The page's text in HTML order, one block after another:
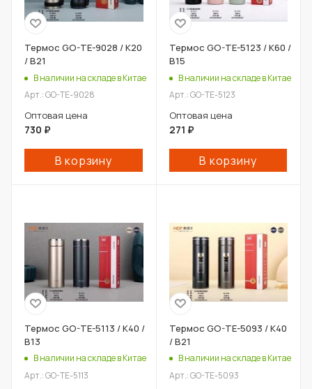
Термос GO-TE-9028 / К20
/ В21
В наличии на складе в Китае
Арт.: GO-TE-9028
Оптовая цена
730 ₽
В корзину
Термос GO-TE-5123 / К60 /
В15
В наличии на складе в Китае
Арт.: GO-TE-5123
Оптовая цена
271 ₽
В корзину
Термос GO-TE-5113 / К40 /
В13
В наличии на складе в Китае
Арт.: GO-TE-5113
Термос GO-TE-5093 / К40
/ В21
В наличии на складе в Китае
Арт.: GO-TE-5093